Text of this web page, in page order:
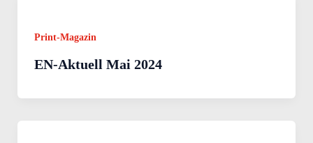
Print-Magazin
EN-Aktuell Mai 2024